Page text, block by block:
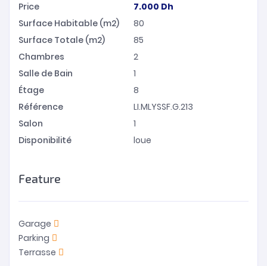
Price
7.000 Dh
Surface Habitable (m2)
80
Surface Totale (m2)
85
Chambres
2
Salle de Bain
1
Étage
8
Référence
LI.MLYSSF.G.213
Salon
1
Disponibilité
loue
Feature
Garage
Parking
Terrasse